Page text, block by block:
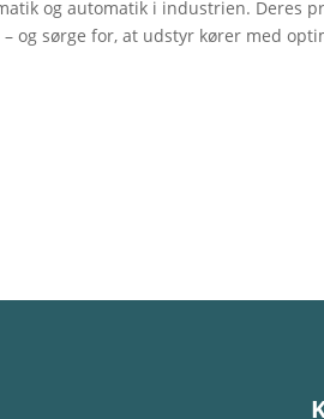
og automatik i industrien. Deres
og sørge for, at udstyr kører med